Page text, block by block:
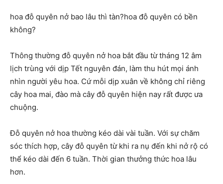
hoa đỗ quyên nở bao lâu thì tàn?hoa đỗ quyên có bền
không?
Thông thường đỗ quyên nở hoa bắt đầu từ tháng 12 âm
lịch trùng với dịp Tết nguyên đán, làm thu hút mọi ánh
nhìn người yêu hoa. Cứ mỗi dịp xuân về không chỉ riêng
cây hoa mai, đào mà cây đỗ quyên hiện nay rất được ưa
chuộng.
Đỗ quyên nở hoa thường kéo dài vài tuần. Với sự chăm
sóc thích hợp, cây đỗ quyên từ khi ra nụ đến khi nở rộ có
thể kéo dài đến 6 tuần. Thời gian thưởng thức hoa lâu
hơn.